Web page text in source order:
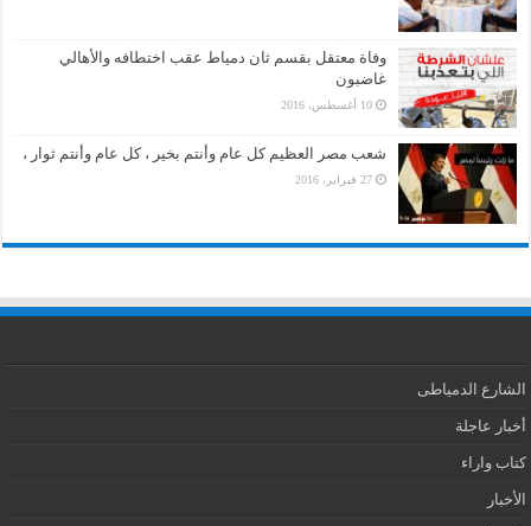
وفاة معتقل بقسم ثان دمياط عقب اختطافه والأهالي
غاضبون
10 أغسطس، 2016
شعب مصر العظيم كل عام وأنتم بخير ، كل عام وأنتم ثوار ،
27 فبراير، 2016
الشارع الدمياطى
أخبار عاجلة
كتاب واراء
الأخبار